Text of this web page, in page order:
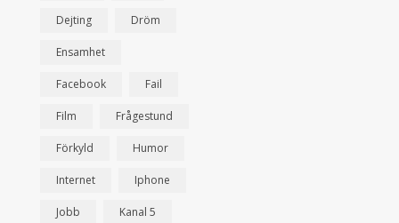
Dejting Dröm
Ensamhet
Facebook Fail
Film Frågestund
Förkyld Humor
Internet Iphone
Jobb Kanal 5